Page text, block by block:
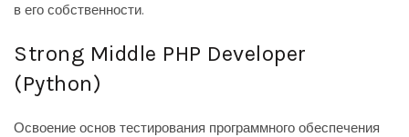
в его собственности.
Strong Middle PHP Developer
(Python)
Освоение основ тестирования программного обеспечения